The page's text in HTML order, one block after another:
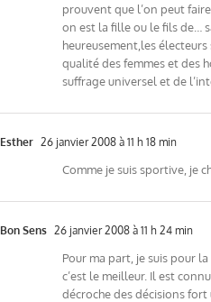
prouvent que l’on peut
on est la fille ou le fils de…
heureusement,les
qualité des femmes et des
suffrage universel et de
Esther 26 janvier 2008 à 11 h 18 min
Comme je suis sportive, je
Bon Sens 26 janvier 2008 à 11 h 24 min
Pour ma part, je suis pour
c’est le meilleur. Il est
décroche des décisions